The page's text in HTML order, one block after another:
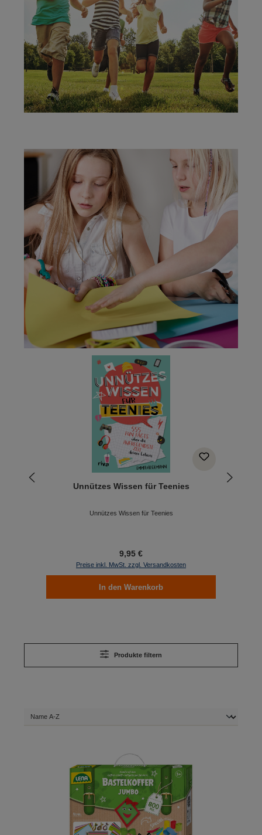
Unnützes Wissen für Teenies
Unnützes Wissen für Teenies
9,95 €
Preise inkl. MwSt. zzgl. Versandkosten
In den Warenkorb
Produkte filtern